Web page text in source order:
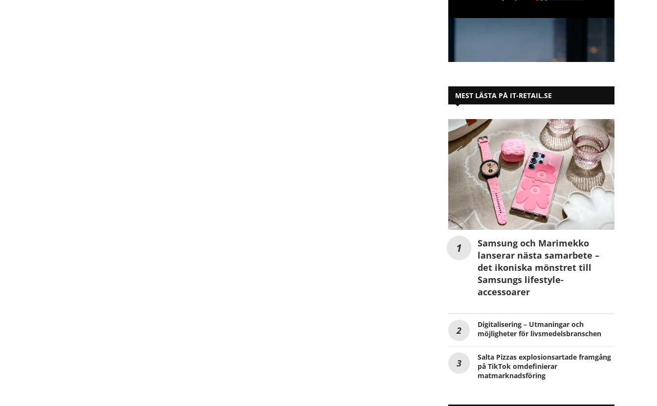
MEST LÄSTA PÅ IT-RETAIL.SE
Samsung och Marimekko
lanserar nästa samarbete –
det ikoniska mönstret till
Samsungs lifestyle-
accessoarer
Digitalisering – Utmaningar och
möjligheter för livsmedelsbranschen
Salta Pizzas explosionsartade framgång
på TikTok omdefinierar
matmarknadsföring